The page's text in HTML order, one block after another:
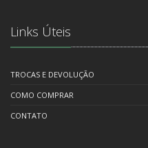
Links Úteis
TROCAS E DEVOLUÇÃO
COMO COMPRAR
CONTATO